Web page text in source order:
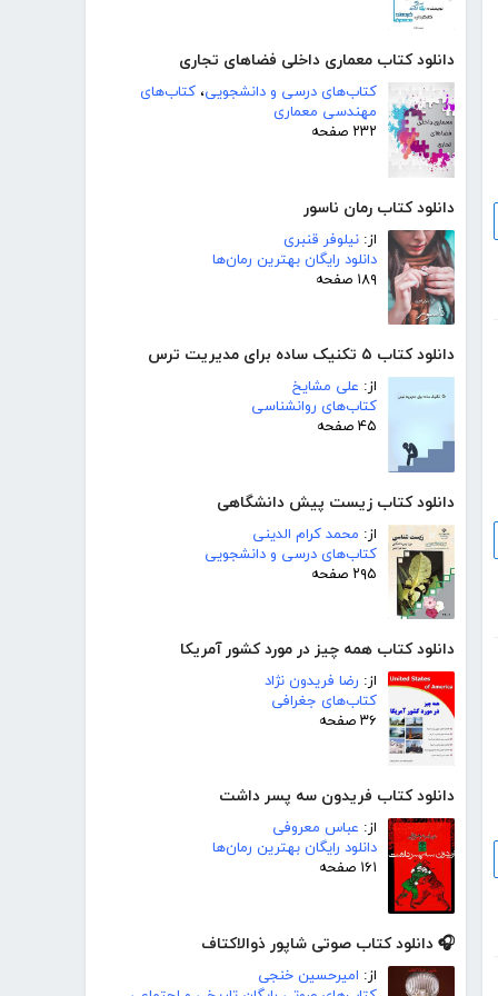
دانلود کتاب معماری داخلی فضاهای تجاری
کتاب‌های درسی و دانشجویی، کتاب‌های
مهندسی معماری
۲۳۲ صفحه
دانلود کتاب رمان ناسور
از: نیلوفر قنبری
دانلود رایگان بهترین رمان‌ها
۱۸۹ صفحه
دانلود کتاب ۵ تکنیک ساده برای مدیریت ترس
از: علی مشایخ
کتاب‌های روانشناسی
۴۵ صفحه
دانلود کتاب زیست پیش دانشگاهی
از: محمد کرام الدینی
کتاب‌های درسی و دانشجویی
۲۹۵ صفحه
دانلود کتاب همه چیز در مورد کشور آمریکا
از: رضا فریدون نژاد
کتاب‌های جغرافی
۳۶ صفحه
دانلود کتاب فریدون سه پسر داشت
از: عباس معروفی
دانلود رایگان بهترین رمان‌ها
۱۶۱ صفحه
🎧 دانلود کتاب صوتی شاپور ذوالاکتاف
از: امیرحسین خنجی